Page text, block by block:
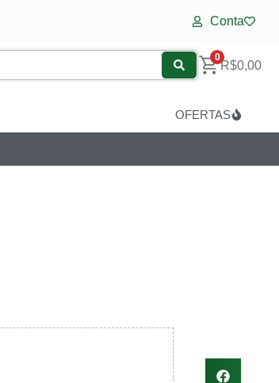
Conta
0
R$0,00
OFERTAS